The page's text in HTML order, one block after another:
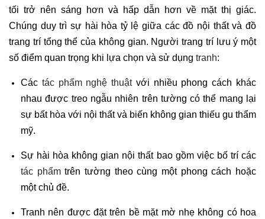
tối trở nên sáng hơn và hấp dẫn hơn về mặt thị giác.
Chúng duy trì sự hài hòa tỷ lệ giữa các đồ nội thất và đồ
trang trí tổng thể của không gian. Người trang trí lưu ý một
số điểm quan trọng khi lựa chọn và sử dụng tranh:
Các tác phẩm nghệ thuậtvới nhiều phong cách khác
nhau được treo ngẫu nhiên trên tường có thể mang lại
sự bất hòa với nội thất và biến không gian thiếu gu thẩm
mỹ.
Sự hài hòa không gian nội thất bao gồm việc bố trí các
tác phẩmtrên tường theo cùng một phong cách hoặc
một chủ đề.
Tranh nên được đặt trên bề mặt mờ nhẹ không có hoa